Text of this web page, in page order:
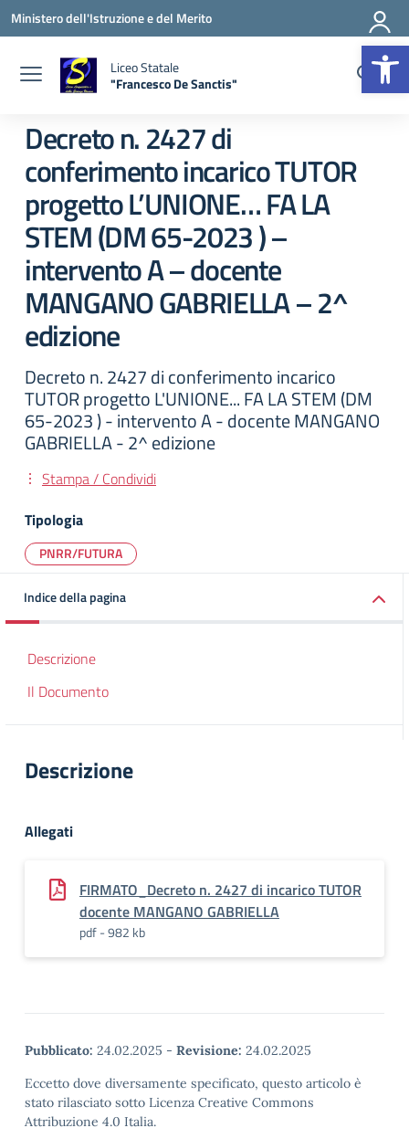
Vai ai contenuti
Vai al menu di navigazione
Vai al footer
Ministero dell'Istruzione e del Merito
Liceo Statale
"Francesco De Sanctis"
Decreto n. 2427 di
conferimento incarico TUTOR
progetto L’UNIONE… FA LA
STEM (DM 65-2023 ) –
intervento A – docente
MANGANO GABRIELLA – 2^
edizione
Decreto n. 2427 di conferimento incarico
TUTOR progetto L'UNIONE... FA LA STEM (DM
65-2023 ) - intervento A - docente MANGANO
GABRIELLA - 2^ edizione
Stampa / Condividi
Tipologia
PNRR/FUTURA
Indice della pagina
Descrizione
Il Documento
Descrizione
Allegati
FIRMATO_Decreto n. 2427 di incarico TUTOR
docente MANGANO GABRIELLA
pdf - 982 kb
Pubblicato: 24.02.2025 - Revisione: 24.02.2025
Eccetto dove diversamente specificato, questo articolo è
stato rilasciato sotto Licenza Creative Commons
Attribuzione 4.0 Italia.